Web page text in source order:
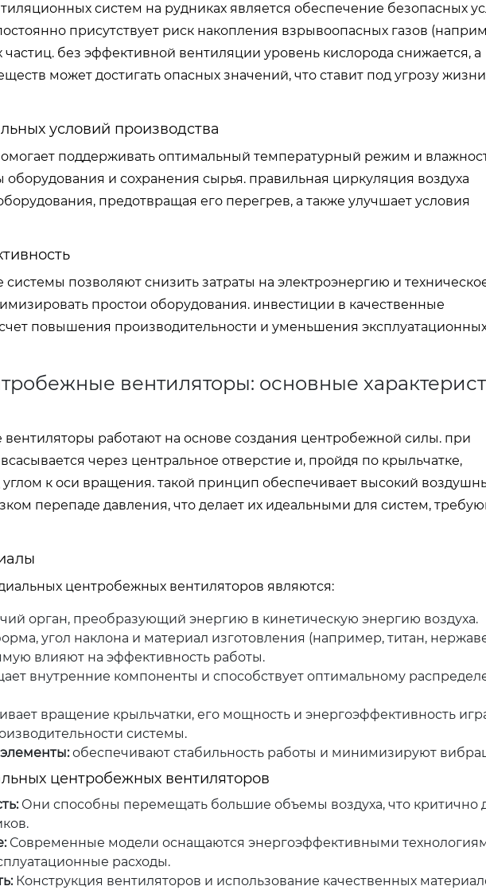
систем на рудниках является обеспечение безопасных
присутствует риск накопления взрывоопасных газов
без эффективной вентиляции уровень кислорода снижается, а
может достигать опасных значений, что ставит под угрозу
условий производства
поддерживать оптимальный температурный режим и
и сохранения сырья. правильная циркуляция воздуха
предотвращая его перегрев, а также улучшает условия
позволяют снизить затраты на электроэнергию и
простои оборудования. инвестиции в качественные
повышения производительности и уменьшения
вентиляторы: основные
работают на основе создания центробежной силы. при
через центральное отверстие и, пройдя по крыльчатке,
к оси вращения. такой принцип обеспечивает высокий
перепаде давления, что делает их идеальными для систем,
центробежных вентиляторов являются:
орган, преобразующий энергию в кинетическую энергию воздуха.
угол наклона и материал изготовления (например, титан,
влияют на эффективность работы.
внутренние компоненты и способствует оптимальному
вращение крыльчатки, его мощность и энергоэффективность
системы.
обеспечивают стабильность работы и минимизируют
центробежных вентиляторов
Они способны перемещать большие объемы воздуха, что критично
Современные модели оснащаются энергоэффективными
расходы.
Конструкция вентиляторов и использование качественных